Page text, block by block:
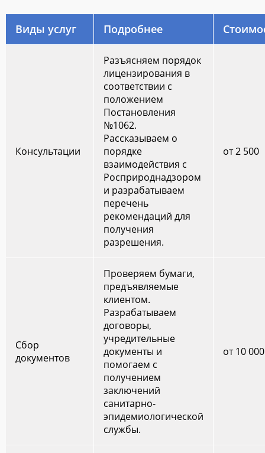
Виды услуг Подробнее
Консультации
Разъясняем порядок
лицензирования в
соответствии с
положением
Постановления
№1062.
Рассказываем о
порядке
взаимодействия с
Росприроднадзором
и разрабатываем
перечень
рекомендаций для
получения
разрешения.
от 2 500
Сбор
документов
Проверяем бумаги,
предъявляемые
клиентом.
Разрабатываем
договоры,
учредительные
документы и
помогаем с
получением
заключений
санитарно-
эпидемиологической
службы.
от 10 000